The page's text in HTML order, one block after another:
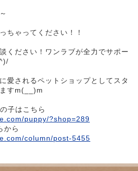
ちゃってください！！
ください！ワンラブが全力でサポー
愛されるペットショップとしてスタ
すm(__)m
子はこちら
puppy/?shop=289
から
column/post-5455